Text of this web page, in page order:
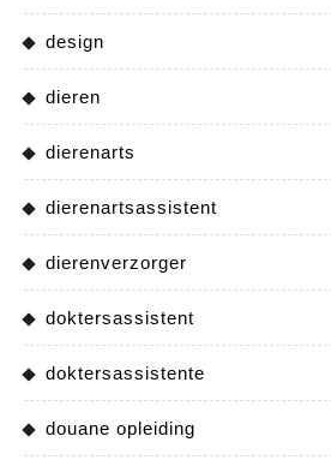
design
dieren
dierenarts
dierenartsassistent
dierenverzorger
doktersassistent
doktersassistente
douane opleiding